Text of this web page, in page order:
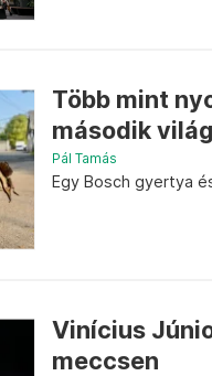
Több mint
második
Pál Tamás
Egy Bosch gyertya
Vinícius
meccsen